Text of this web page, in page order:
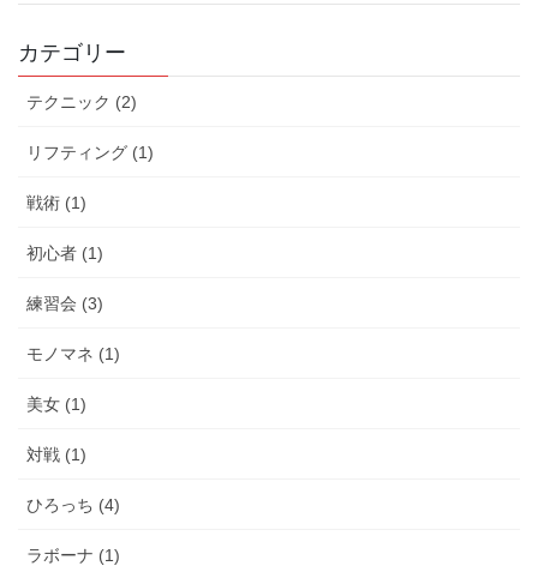
カテゴリー
テクニック (2)
リフティング (1)
戦術 (1)
初心者 (1)
練習会 (3)
モノマネ (1)
美女 (1)
対戦 (1)
ひろっち (4)
ラボーナ (1)